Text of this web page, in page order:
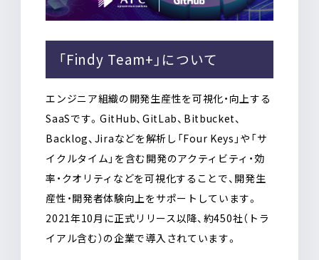
「Findy Team+」について
エンジニア組織の開発生産性を可視化・向上する
SaaSです。GitHub、GitLab、Bitbucket、
Backlog、Jiraなどを解析し「Four Keys」や「サ
イクルタイム」を含む開発のアクティビティ・効
率・クオリティなどを可視化することで、開発生
産性・開発者体験向上をサポートしています。
2021年10月に正式リリース以降、約450社（トラ
イアル含む）の企業で導入されています。